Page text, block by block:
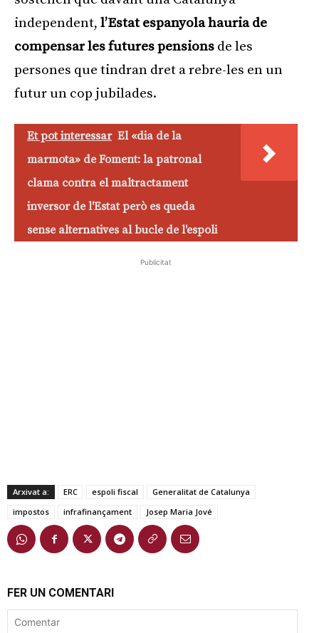
independent, l’Estat espanyola hauria de
compensar les futures pensions de les
persones que tindran dret a rebre-les en un
futur un cop jubilades.
Et pot interessar El «dia de la
marmota» de Foment: la patronal
clama contra el maltractament
inversor de l'Estat però es queda
sense alternatives al bucle de l'espoli
Publicitat
Arxivat a: ERC espoli fiscal
Generalitat de Catalunya
impostos
infrafinançament Josep Maria Jové
FER UN COMENTARI